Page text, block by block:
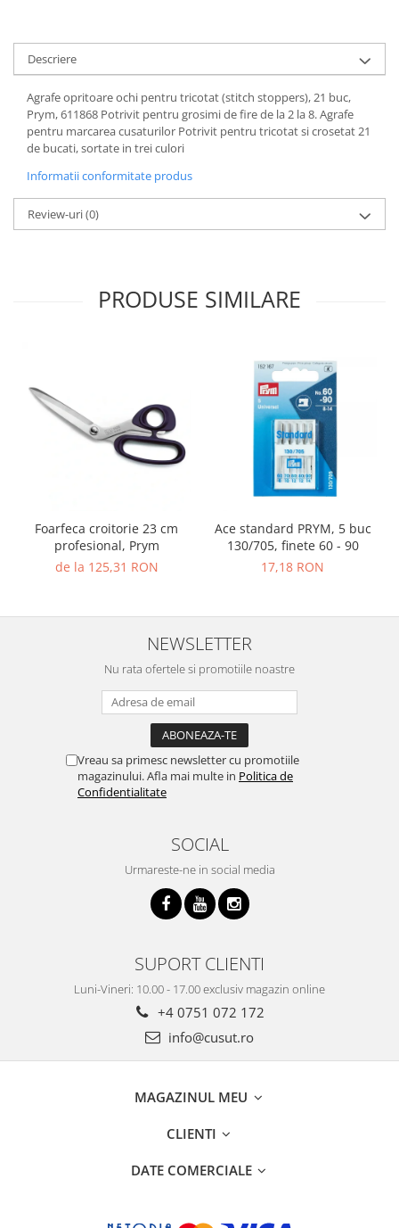
Descriere
Agrafe opritoare ochi pentru tricotat (stitch stoppers), 21 buc,
Prym, 611868 Potrivit pentru grosimi de fire de la 2 la 8. Agrafe
pentru marcarea cusaturilor Potrivit pentru tricotat si crosetat 21
de bucati, sortate in trei culori
Informatii conformitate produs
Review-uri(0)
PRODUSE SIMILARE
Foarfeca croitorie 23 cm
profesional, Prym
de la 125,31 RON
Ace standard PRYM, 5 buc
130/705, finete 60 - 90
17,18 RON
NEWSLETTER
Nu rata ofertele si promotiile noastre
Vreau sa primesc newsletter cu promotiile
magazinului. Afla mai multe in Politica de
Confidentialitate
SOCIAL
Urmareste-ne in social media
SUPORT CLIENTI
Luni-Vineri: 10.00 - 17.00 exclusiv magazin online
+4 0751 072 172
info@cusut.ro
MAGAZINUL MEU
CLIENTI
DATE COMERCIALE